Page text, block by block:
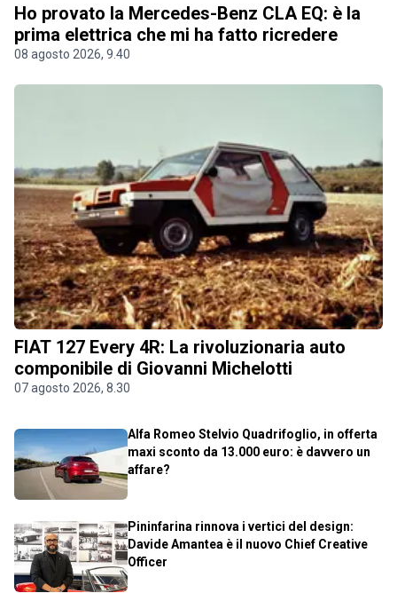
Ho provato la Mercedes-Benz CLA EQ: è la
prima elettrica che mi ha fatto ricredere
08 agosto 2026, 9.40
FIAT 127 Every 4R: La rivoluzionaria auto
componibile di Giovanni Michelotti
07 agosto 2026, 8.30
Alfa Romeo Stelvio Quadrifoglio, in offerta
maxi sconto da 13.000 euro: è davvero un
affare?
Pininfarina rinnova i vertici del design:
Davide Amantea è il nuovo Chief Creative
Officer